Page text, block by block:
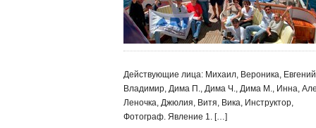
Действующие лица: Михаил, Вероника,
Владимир, Дима П., Дима Ч., Дима М., Инна,
Леночка, Джюлия, Витя, Вика, Инструктор,
Фотограф. Явление 1. […]